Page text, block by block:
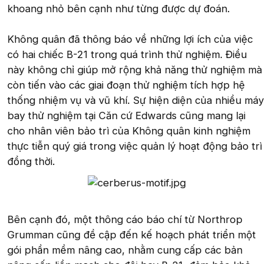
khoang nhỏ bên cạnh như từng được dự đoán.
Không quân đã thông báo về những lợi ích của việc
có hai chiếc B-21 trong quá trình thử nghiệm. Điều
này không chỉ giúp mở rộng khả năng thử nghiệm mà
còn tiến vào các giai đoạn thử nghiệm tích hợp hệ
thống nhiệm vụ và vũ khí. Sự hiện diện của nhiều máy
bay thử nghiệm tại Căn cứ Edwards cũng mang lại
cho nhân viên bảo trì của Không quân kinh nghiệm
thực tiễn quý giá trong việc quản lý hoạt động bảo trì
đồng thời.
Bên cạnh đó, một thông cáo báo chí từ Northrop
Grumman cũng đề cập đến kế hoạch phát triển một
gói phần mềm nâng cao, nhằm cung cấp các bản